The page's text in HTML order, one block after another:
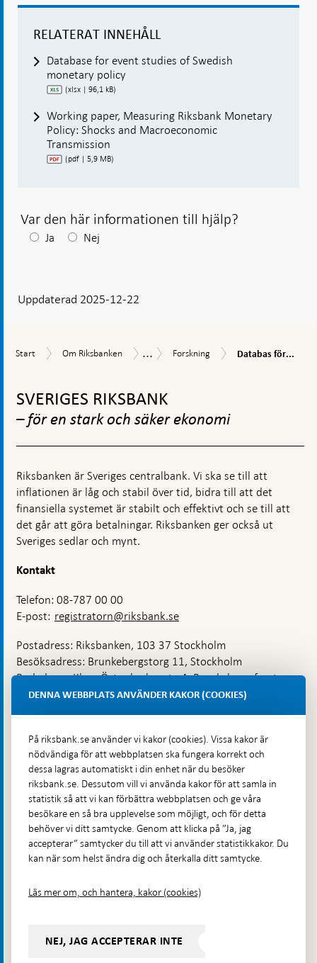
RELATERAT INNEHÅLL
Database for event studies of Swedish
monetary policy
(xlsx | 96,1 kB)
Working paper, Measuring Riksbank Monetary
Policy: Shocks and Macroeconomic
Transmission
(pdf | 5,9 MB)
Var den här informationen till hjälp?
Efter
visas
Ja Nej
Uppdaterad 2025-12-22
Start
Start
Om
Om Riksbanken
Uppdrag
... Forskning
Forskning
Databas
Databas för...
toppnavigation
SVERIGES RIKSBANK
– för en stark och säker ekonomi
Riksbanken är Sveriges centralbank. Vi ska se till att
inflationen är låg och stabil över tid, bidra till att det
finansiella systemet är stabilt och effektivt och se till att
det går att göra betalningar. Riksbanken ger också ut
Sveriges sedlar och mynt.
Kontakt
Telefon: 08-787 00 00
E-post: registratorn@riksbank.se
Postadress: Riksbanken, 103 37 Stockholm
Besöksadress: Brunkebergstorg 11, Stockholm
Budadress: Klara Östra kyrkogata 4, Brunkebergsfaret,
Lastplats 6
Hitta direkt
Frågor och svar-
Öppnas
i
ny
flik
Till Riksbankens webbarkiv-
Öppnas
i
ny
Presskontakt
Integritetspolicy
DENNA WEBBPLATS ANVÄNDER KAKOR (COOKIES)
På riksbank.se använder vi kakor (cookies). Vissa kakor är
nödvändiga för att webbplatsen ska fungera korrekt och
dessa lagras automatiskt i din enhet när du besöker
riksbank.se. Dessutom vill vi använda kakor för att samla in
statistik så att vi kan förbättra webbplatsen och ge våra
besökare en så bra upplevelse som möjligt, och för detta
behöver vi ditt samtycke. Genom att klicka på ”Ja, jag
accepterar” samtycker du till att vi använder statistikkakor. Du
kan när som helst ändra dig och återkalla ditt samtycke.
Läs mer om, och hantera, kakor (cookies)
NEJ, JAG ACCEPTERAR INTE